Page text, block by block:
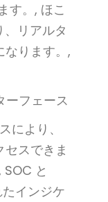
す。, ほこ
、リアルタ
なります。,
ーフェース
により、
スできま
と
インジケ